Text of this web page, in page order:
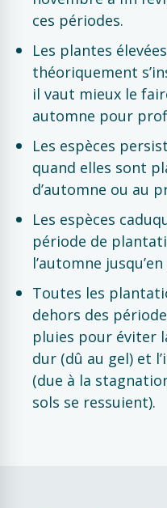
ces périodes.
Les plantes
théoriquement
il vaut mieux le
automne pour
Les espèces
quand elles sont
d’automne ou au
Les espèces
période de
l’automne
Toutes les
dehors des
pluies pour éviter
dur (dû au gel) et
(due à la
sols se ressuient).